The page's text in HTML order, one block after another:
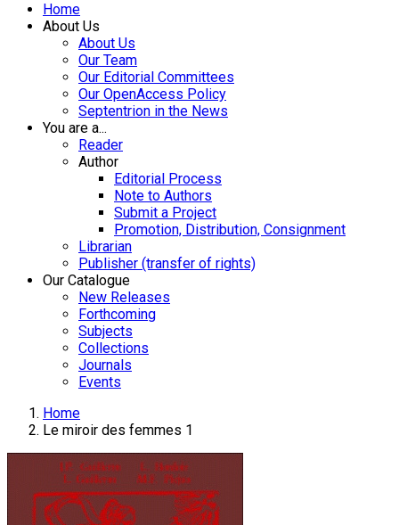
Home
About Us
About Us
Our Team
Our Editorial Committees
Our OpenAccess Policy
Septentrion in the News
You are a...
Reader
Author
Editorial Process
Note to Authors
Submit a Project
Promotion, Distribution, Consignment
Librarian
Publisher (transfer of rights)
Our Catalogue
New Releases
Forthcoming
Subjects
Collections
Journals
Events
Home
Le miroir des femmes 1